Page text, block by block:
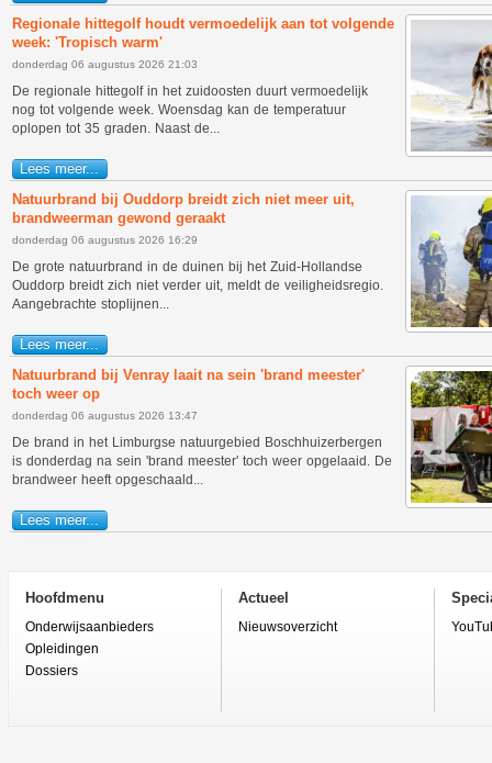
Regionale hittegolf houdt vermoedelijk aan tot volgende
week: 'Tropisch warm'
donderdag 06 augustus 2026 21:03
De regionale hittegolf in het zuidoosten duurt vermoedelijk
nog tot volgende week. Woensdag kan de temperatuur
oplopen tot 35 graden. Naast de...
Lees meer...
Natuurbrand bij Ouddorp breidt zich niet meer uit,
brandweerman gewond geraakt
donderdag 06 augustus 2026 16:29
De grote natuurbrand in de duinen bij het Zuid-Hollandse
Ouddorp breidt zich niet verder uit, meldt de veiligheidsregio.
Aangebrachte stoplijnen...
Lees meer...
Natuurbrand bij Venray laait na sein 'brand meester'
toch weer op
donderdag 06 augustus 2026 13:47
De brand in het Limburgse natuurgebied Boschhuizerbergen
is donderdag na sein 'brand meester' toch weer opgelaaid. De
brandweer heeft opgeschaald...
Lees meer...
Hoofdmenu
Onderwijsaanbieders
Opleidingen
Dossiers
Actueel
Nieuwsoverzicht